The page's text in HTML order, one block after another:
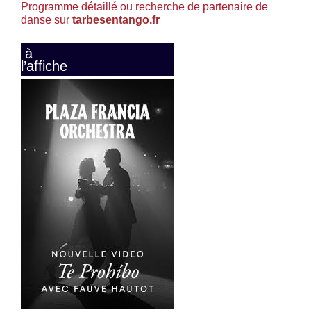
Programme détaillé ou recherche de partenaire de
danse sur tarbesentango.fr
à
l’affiche